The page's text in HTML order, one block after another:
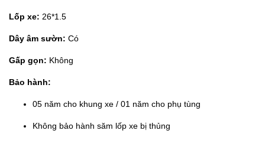
Lốp xe: 26*1.5
Dây âm sườn: Có
Gấp gọn: Không
Bảo hành:
05 năm cho khung xe / 01 năm cho phụ tùng
Không bảo hành săm lốp xe bị thủng